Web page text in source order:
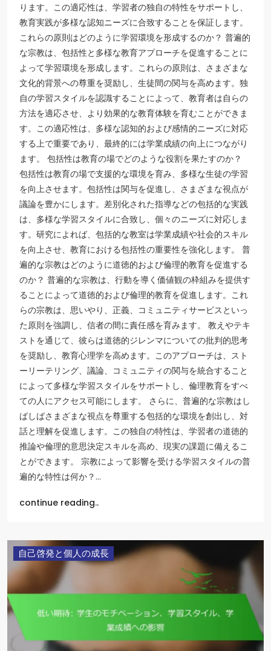
ります。この適応性は、学習者の独自の特性をサポートし、
教育実践が多様な認知ニーズに合致することを保証します。
これらの原則はどのように学習環境を形成するのか？ 普遍的
な宗教は、包括性と多様な教育アプローチを促進することに
よって学習環境を形成します。これらの原則は、さまざまな
文化的背景への尊重を奨励し、生徒間の関与を高めます。独
自の学習スタイルを認識することによって、教育者は自らの
方法を適応させ、より効果的な教育体験を育むことができま
す。この適応性は、多様な認知的および感情的ニーズに対応
する上で重要であり、最終的には学業成績の向上につながり
ます。 包括性は教育の場でどのような役割を果たすのか？
包括性は教育の場で支援的な環境を育み、多様な生徒の学習
を向上させます。包括性は関与を促進し、さまざまな視点が
議論を豊かにします。差別化された指導などの包括的な実践
は、多様な学習スタイルに合致し、個々のニーズに対応しま
す。研究によれば、包括的な教室は学業成績や社会的スキル
を向上させ、教育における包括性の重要性を強化します。 普
遍的な宗教はどのように道徳的および倫理的教育を促進する
のか？ 普遍的な宗教は、行動を導く価値観の枠組みを提供す
ることによって道徳的および倫理的教育を促進します。これ
らの宗教は、思いやり、正義、コミュニティサービスといっ
た原則を強調し、信者の間に責任感を育みます。 教えやテキ
ストを通じて、彼らは道徳的ジレンマについての批判的思考
を奨励し、教育心理学を高めます。このアプローチは、スト
ーリーテリング、議論、コミュニティの関与を統合すること
によって多様な学習スタイルをサポートし、倫理教育をすべ
ての人にアクセス可能にします。 さらに、普遍的な宗教はし
ばしばさまざまな視点を尊重する包括的な環境を創出し、対
話と理解を促進します。この独自の特性は、学習者の道徳的
推論や倫理的意思決定スキルを高め、現実の課題に備えるこ
とができます。 宗教によって影響を受ける学習スタイルの普
遍的な特性は何か？…
continue reading..
自己啓発と個人の成長